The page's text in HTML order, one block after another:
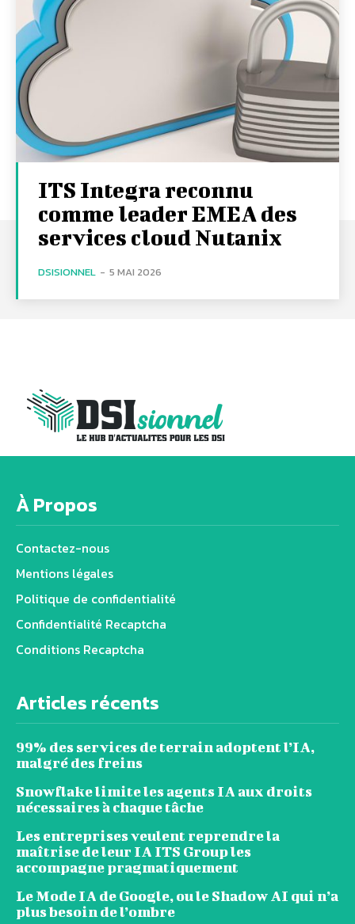
ITS Integra reconnu
comme leader EMEA des
services cloud Nutanix
DSISIONNEL - 5 MAI 2026
À Propos
Contactez-nous
Mentions légales
Politique de confidentialité
Confidentialité Recaptcha
Conditions Recaptcha
Articles récents
99% des services de terrain adoptent l’IA,
malgré des freins
Snowflake limite les agents IA aux droits
nécessaires à chaque tâche
Les entreprises veulent reprendre la
maîtrise de leur IA ITS Group les
accompagne pragmatiquement
Le Mode IA de Google, ou le Shadow AI qui n’a
plus besoin de l’ombre